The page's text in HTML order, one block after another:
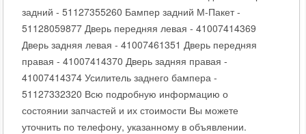
задний - 51127355260 Бампер задний М-Пакет -
51128059877 Дверь передняя левая - 41007414369
Дверь задняя левая - 41007461351 Дверь передняя
правая - 41007414370 Дверь задняя правая -
41007414374 Усилитель заднего бампера -
51127332320 Всю подробную информацию о
состоянии запчастей и их стоимости Вы можете
уточнить по телефону, указанному в объявлении.